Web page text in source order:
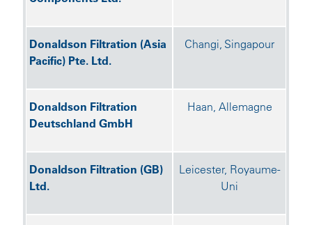
Donaldson Filtration (Asia
Pacific) Pte. Ltd.
Changi, Singapour
Donaldson Filtration
Deutschland GmbH
Haan, Allemagne
Donaldson Filtration (GB)
Ltd.
Leicester, Royaume-
Uni